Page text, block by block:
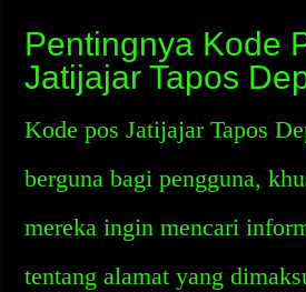
Pentingnya Kode
Jatijajar Tapos
Kode pos Jatijajar Tapos
berguna bagi pengguna,
mereka ingin mencari
tentang alamat yang